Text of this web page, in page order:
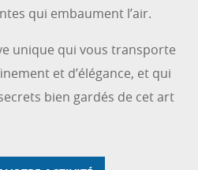
qui embaument l’air.
unique qui vous transporte
et d’élégance, et qui
bien gardés de cet art